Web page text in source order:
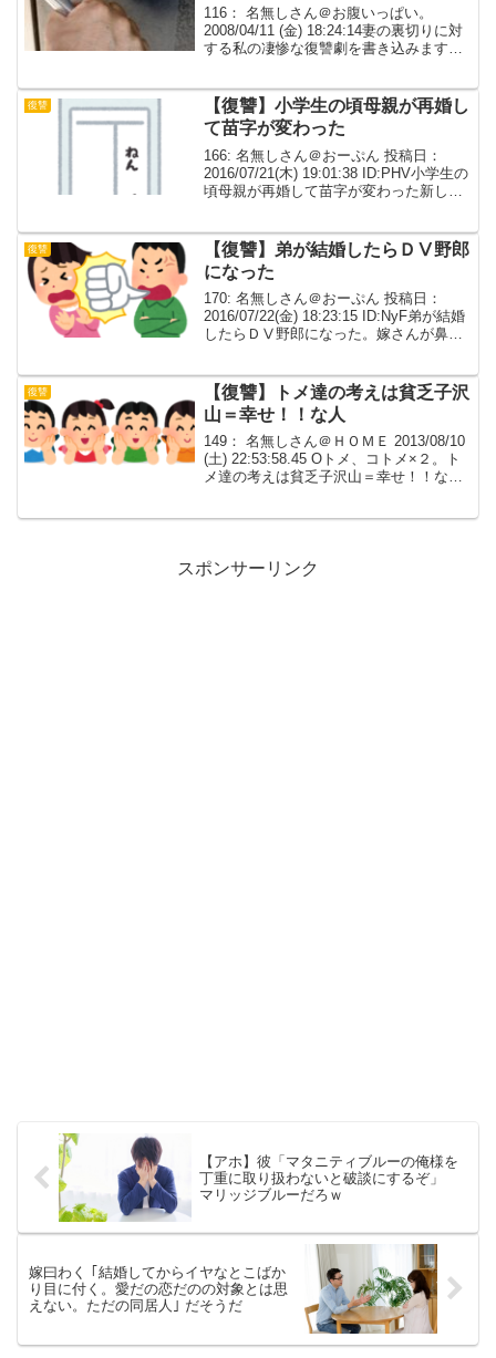
116： 名無しさん＠お腹いっぱい。
2008/04/11 (金) 18:24:14妻の裏切りに対
する私の凄惨な復讐劇を書き込みます。
2008/04/11 (金) 1...
復讐
【復讐】小学生の頃母親が再婚し
て苗字が変わった
166: 名無しさん＠おーぷん 投稿日：
2016/07/21(木) 19:01:38 ID:PHV小学生の
頃母親が再婚して苗字が変わった新しい
田さんは大抵ほんださんと読...
復讐
【復讐】弟が結婚したらＤⅤ野郎
になった
170: 名無しさん＠おーぷん 投稿日：
2016/07/22(金) 18:23:15 ID:NyF弟が結婚
したらＤⅤ野郎になった。嫁さんが鼻血
が家一同と、弟嫁家族一同で...
復讐
【復讐】トメ達の考えは貧乏子沢
山＝幸せ！！な人
149： 名無しさん＠ＨＯＭＥ 2013/08/10
(土) 22:53:58.45 Oトメ、コトメ×２。ト
メ達の考えは貧乏子沢山＝幸せ！！な
スポンサーリンク
【アホ】彼「マタニティブルーの俺様を
丁重に取り扱わないと破談にするぞ」
マリッジブルーだろｗ
嫁曰わく ｢結婚してからイヤなとこばか
り目に付く。愛だの恋だのの対象とは思
えない。ただの同居人｣ だそうだ